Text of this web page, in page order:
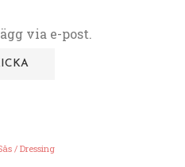
via e-post.
/ Dressing